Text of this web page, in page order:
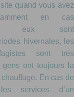
quand vous avez
en cas
eux sont
hivernales, les
sont très
gens ont toujours la
En cas de
services d’un